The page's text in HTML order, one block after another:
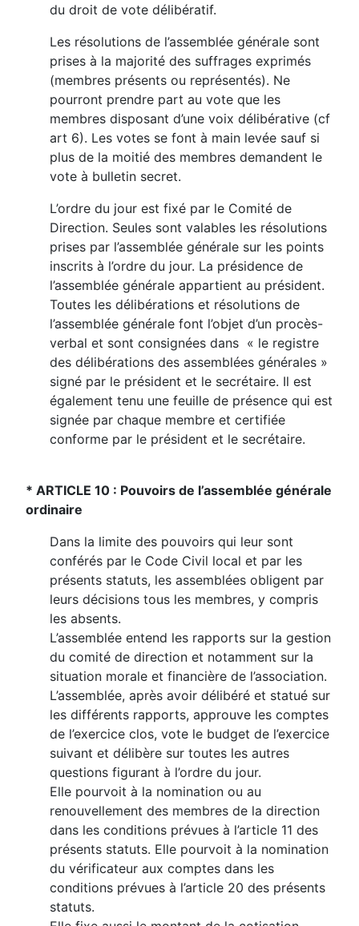
du droit de vote délibératif.
Les résolutions de l’assemblée générale sont
prises à la majorité des suffrages exprimés
(membres présents ou représentés). Ne
pourront prendre part au vote que les
membres disposant d’une voix délibérative (cf
art 6). Les votes se font à main levée sauf si
plus de la moitié des membres demandent le
vote à bulletin secret.
L’ordre du jour est fixé par le Comité de
Direction. Seules sont valables les résolutions
prises par l’assemblée générale sur les points
inscrits à l’ordre du jour. La présidence de
l’assemblée générale appartient au président.
Toutes les délibérations et résolutions de
l’assemblée générale font l’objet d’un procès-
verbal et sont consignées dans « le registre
des délibérations des assemblées générales »
signé par le président et le secrétaire. Il est
également tenu une feuille de présence qui est
signée par chaque membre et certifiée
conforme par le président et le secrétaire.
* ARTICLE 10 : Pouvoirs de l’assemblée générale
ordinaire
Dans la limite des pouvoirs qui leur sont
conférés par le Code Civil local et par les
présents statuts, les assemblées obligent par
leurs décisions tous les membres, y compris
les absents.
L’assemblée entend les rapports sur la gestion
du comité de direction et notamment sur la
situation morale et financière de l’association.
L’assemblée, après avoir délibéré et statué sur
les différents rapports, approuve les comptes
de l’exercice clos, vote le budget de l’exercice
suivant et délibère sur toutes les autres
questions figurant à l’ordre du jour.
Elle pourvoit à la nomination ou au
renouvellement des membres de la direction
dans les conditions prévues à l’article 11 des
présents statuts. Elle pourvoit à la nomination
du vérificateur aux comptes dans les
conditions prévues à l’article 20 des présents
statuts.